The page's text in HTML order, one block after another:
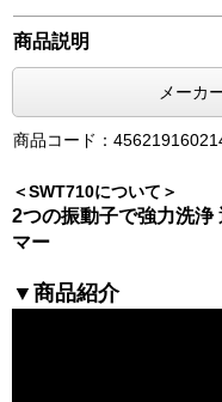
商品説明
メーカ
商品コード：
＜SWT710について＞
2つの振動子で強力洗浄
マー
▼商品紹介